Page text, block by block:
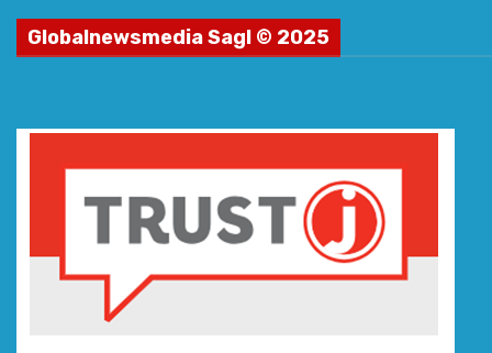
Globalnewsmedia Sagl © 2025